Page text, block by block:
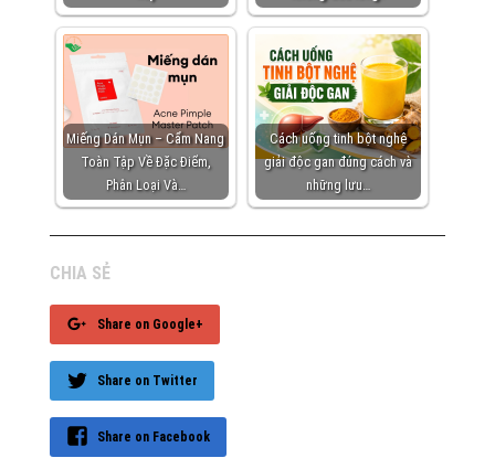
Miếng Dán Mụn – Cẩm Nang
Toàn Tập Về Đặc Điểm,
Phân Loại Và…
Cách uống tinh bột nghệ
giải độc gan đúng cách và
những lưu…
CHIA SẺ
Share on Google+
Share on Twitter
Share on Facebook